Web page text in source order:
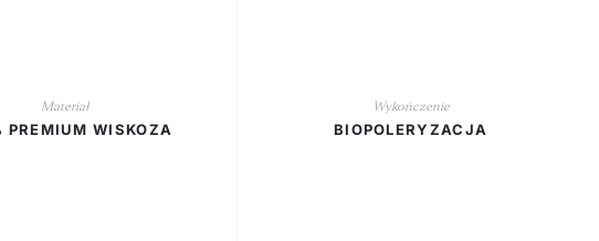
Materiał
PREMIUM WISKOZA
Wykończenie
BIOPOLERYZACJA